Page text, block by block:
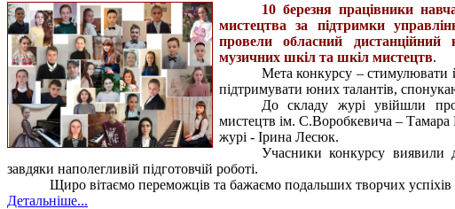
10 березня працівники
мистецтва за підтримки
провели обласний дистанційний
музичних шкіл та шкіл мистецтв.
Мета конкурсу – стимулювати
підтримувати юних талантів,
До складу журі увійшли
мистецтв ім. С.Воробкевича –
журі - Ірина Лесюк.
Учасники конкурсу виявили
завдяки наполегливій підготовчій роботі.
Щиро вітаємо переможців та бажаємо подальших творчих успіхів
Детальніше...